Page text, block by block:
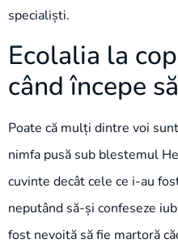
specialiști.
Ecolalia la
când începe
Poate că mulți dintre voi
nimfa pusă sub blestemul
cuvinte decât cele ce i-au
neputând să-și confeseze
fost nevoită să fie martoră